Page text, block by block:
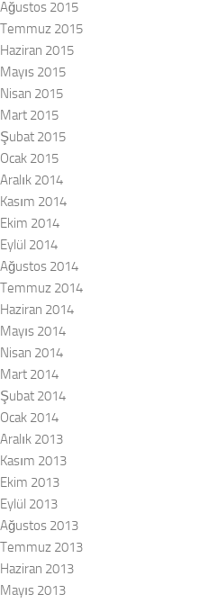
Ağustos 2015
Temmuz 2015
Haziran 2015
Mayıs 2015
Nisan 2015
Mart 2015
Şubat 2015
Ocak 2015
Aralık 2014
Kasım 2014
Ekim 2014
Eylül 2014
Ağustos 2014
Temmuz 2014
Haziran 2014
Mayıs 2014
Nisan 2014
Mart 2014
Şubat 2014
Ocak 2014
Aralık 2013
Kasım 2013
Ekim 2013
Eylül 2013
Ağustos 2013
Temmuz 2013
Haziran 2013
Mayıs 2013